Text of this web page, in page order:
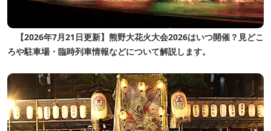
【2026年7月21日更新】熊野大花火大会2026はいつ開催？見どこ
ろや駐車場・臨時列車情報などについて解説します。